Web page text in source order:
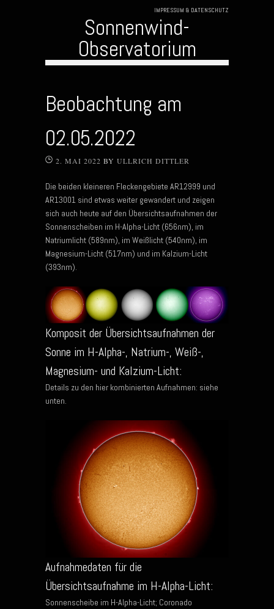
IMPRESSUM & DATENSCHUTZ
Sonnenwind-
Observatorium
Beobachtung am
02.05.2022
2. MAI 2022 BY ULLRICH DITTLER
Die beiden kleineren Fleckengebiete AR12999 und
AR13001 sind etwas weiter gewandert und zeigen
sich auch heute auf den Übersichtsaufnahmen der
Sonnenscheiben im H-Alpha-Licht (656nm), im
Natriumlicht (589nm), im Weißlicht (540nm), im
Magnesium-Licht (517nm) und im Kalzium-Licht
(393nm).
Komposit der Übersichtsaufnahmen der
Sonne im H-Alpha-, Natrium-, Weiß-,
Magnesium- und Kalzium-Licht:
Details zu den hier kombinierten Aufnahmen: siehe
unten.
Aufnahmedaten für die
Übersichtsaufnahme im H-Alpha-Licht:
Sonnenscheibe im H-Alpha-Licht; Coronado